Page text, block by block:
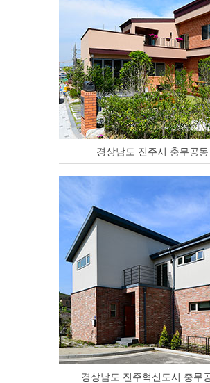
경상남도 진주시 충무공
경상남도 진주혁신도시 충무